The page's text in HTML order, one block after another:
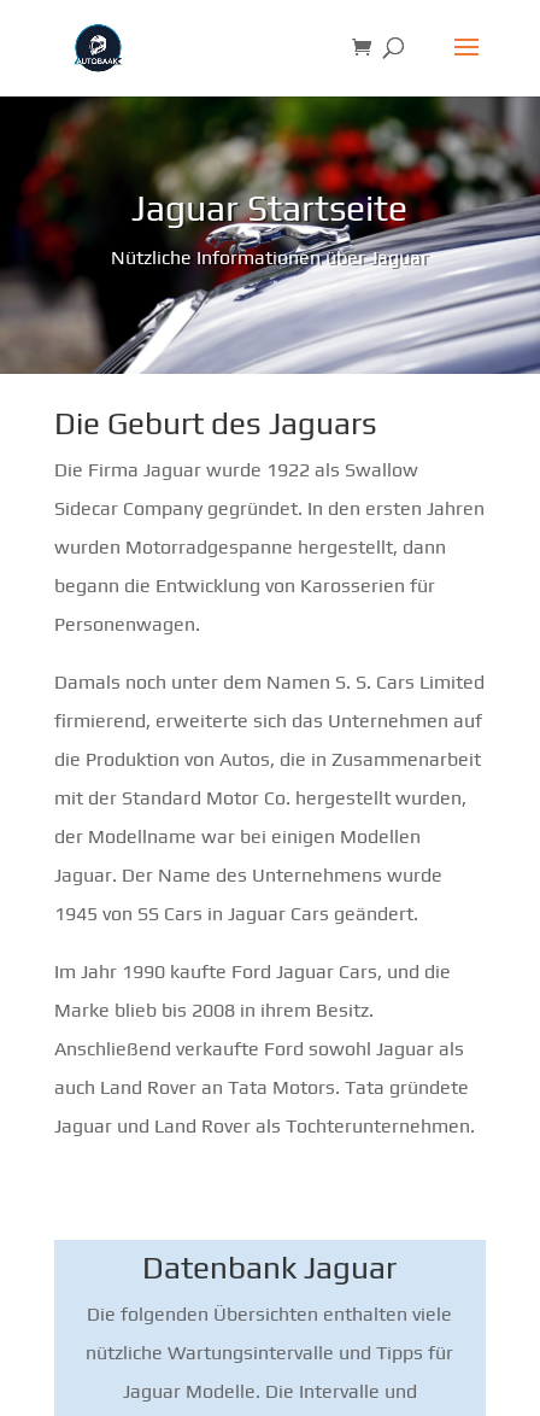
Jaguar Startseite
Nützliche Informationen über Jaguar
Die Geburt des Jaguars
Die Firma Jaguar wurde 1922 als Swallow
Sidecar Company gegründet. In den ersten Jahren
wurden Motorradgespanne hergestellt, dann
begann die Entwicklung von Karosserien für
Personenwagen.
Damals noch unter dem Namen S. S. Cars Limited
firmierend, erweiterte sich das Unternehmen auf
die Produktion von Autos, die in Zusammenarbeit
mit der Standard Motor Co. hergestellt wurden,
der Modellname war bei einigen Modellen
Jaguar. Der Name des Unternehmens wurde
1945 von SS Cars in Jaguar Cars geändert.
Im Jahr 1990 kaufte Ford Jaguar Cars, und die
Marke blieb bis 2008 in ihrem Besitz.
Anschließend verkaufte Ford sowohl Jaguar als
auch Land Rover an Tata Motors. Tata gründete
Jaguar und Land Rover als Tochterunternehmen.
Datenbank Jaguar
Die folgenden Übersichten enthalten viele
nützliche Wartungsintervalle und Tipps für
Jaguar Modelle. Die Intervalle und